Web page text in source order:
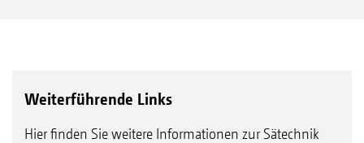
Weiterführende Links
Hier finden Sie weitere Informationen zur Sätechnik